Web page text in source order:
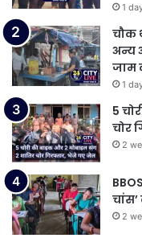
1
चौक
अन्य
जाम
1
5
चोर
2
चांस’
2